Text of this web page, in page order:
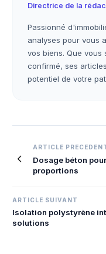
Directrice de la
Passionné
analyses pour vous
vos biens. Que
confirmé, ses
potentiel de votre
Navigation
de
l’article
ARTICLE
Dosage béton
proportions
ARTICLE SUIVANT
Isolation polystyrène
solutions